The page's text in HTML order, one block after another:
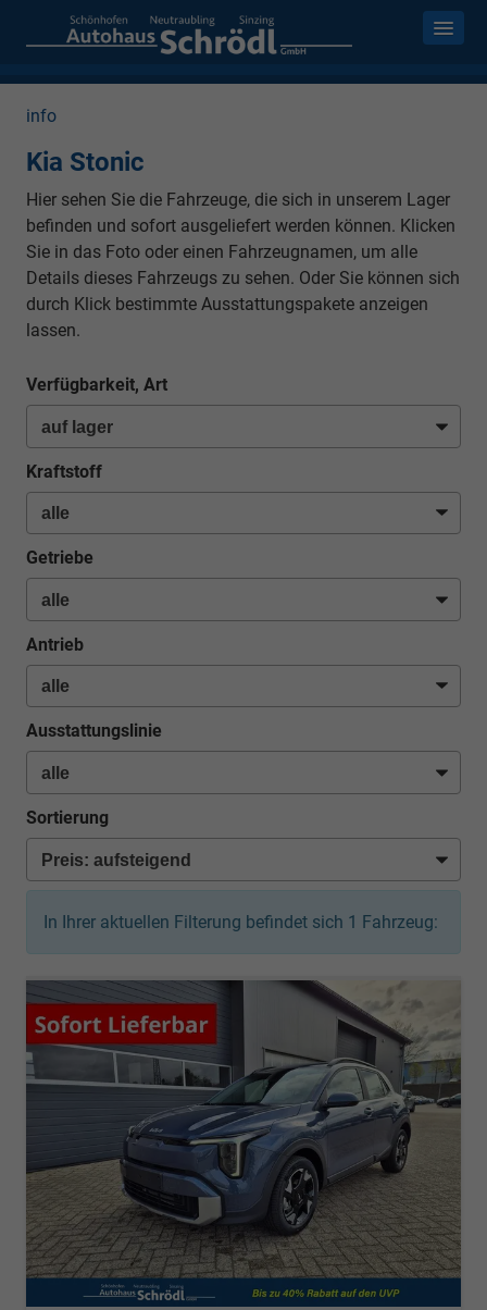
info
Kia Stonic
Hier sehen Sie die Fahrzeuge, die sich in unserem Lager
befinden und sofort ausgeliefert werden können. Klicken
Sie in das Foto oder einen Fahrzeugnamen, um alle
Details dieses Fahrzeugs zu sehen. Oder Sie können sich
durch Klick bestimmte Ausstattungspakete anzeigen
lassen.
Verfügbarkeit, Art
Kraftstoff
Getriebe
Antrieb
Ausstattungslinie
Sortierung
In Ihrer aktuellen Filterung befindet sich 1 Fahrzeug: